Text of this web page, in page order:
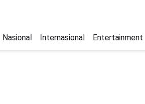
Nasional Internasional Entertainment